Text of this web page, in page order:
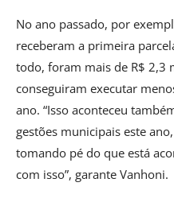
No ano passado, por
receberam a primeira
todo, foram mais de R$ 2,3
conseguiram executar
ano. “Isso aconteceu
gestões municipais este
tomando pé do que está
com isso”, garante Vanhoni.